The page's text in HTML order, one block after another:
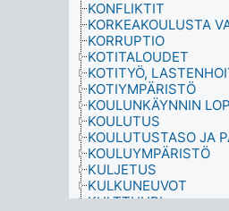
KONFLIKTIT
KORKEAKOULUSTA
KORRUPTIO
KOTITALOUDET
KOTITYÖ,
KOTIYMPÄRISTÖ
KOULUNKÄYNNIN
KOULUTUS
KOULUTUSTASO JA
KOULUYMPÄRISTÖ
KULJETUS
KULKUNEUVOT
KULTTUURI